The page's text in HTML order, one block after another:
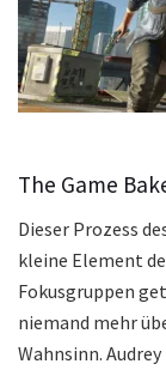
The Game
Dieser Prozess
kleine Element
Fokusgruppen
niemand mehr
Wahnsinn.